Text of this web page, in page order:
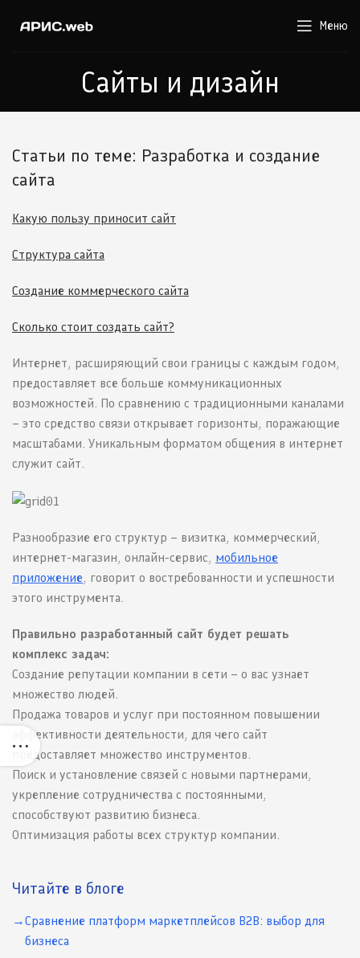
Меню
Сайты и дизайн
Статьи по теме: Разработка и создание
сайта
Какую пользу приносит сайт
Структура сайта
Создание коммерческого сайта
Сколько стоит создать сайт?
Интернет, расширяющий свои границы с каждым годом,
предоставляет все больше коммуникационных
возможностей. По сравнению с традиционными каналами
– это средство связи открывает горизонты, поражающие
масштабами. Уникальным форматом общения в интернет
служит сайт.
Разнообразие его структур – визитка, коммерческий,
интернет-магазин, онлайн-сервис, мобильное
приложение , говорит о востребованности и успешности
этого инструмента.
Правильно разработанный сайт будет решать
комплекс задач:
Создание репутации компании в сети – о вас узнает
множество людей.
Продажа товаров и услуг при постоянном повышении
эффективности деятельности, для чего сайт
предоставляет множество инструментов.
Поиск и установление связей с новыми партнерами,
укрепление сотрудничества с постоянными,
способствуют развитию бизнеса.
Оптимизация работы всех структур компании.
Читайте в блоге
Сравнение платформ маркетплейсов B2B: выбор для
бизнеса